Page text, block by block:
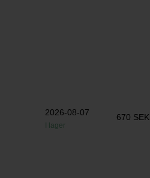
2026-08-07
I lager
670 SEK